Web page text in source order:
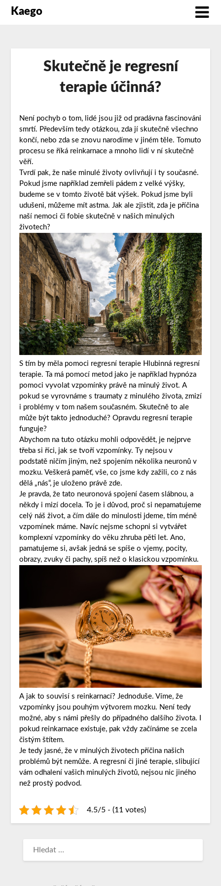
Kaego
Skutečně je regresní
terapie účinná?
Není pochyb o tom, lidé jsou již od pradávna fascinováni
smrtí. Především tedy otázkou, zda jí skutečně všechno
končí, nebo zda se znovu narodíme v jiném těle. Tomuto
procesu se říká reinkarnace a mnoho lidí v ní skutečně
věří.
Tvrdí pak, že naše minulé životy ovlivňují i ty současné.
Pokud jsme například zemřeli pádem z velké výšky,
budeme se v tomto životě bát výšek. Pokud jsme byli
udušeni, můžeme mít astma. Jak ale zjistit, zda je příčina
naší nemoci či fobie skutečně v našich minulých
životech?
S tím by měla pomoci regresní terapie Hlubinná regresní
terapie. Ta má pomocí metod jako je například hypnóza
pomoci vyvolat vzpomínky právě na minulý život. A
pokud se vyrovnáme s traumaty z minulého života, zmizí
i problémy v tom našem současném. Skutečně to ale
může být takto jednoduché? Opravdu regresní terapie
funguje?
Abychom na tuto otázku mohli odpovědět, je nejprve
třeba si říci, jak se tvoří vzpomínky. Ty nejsou v
podstatě ničím jiným, než spojením několika neuronů v
mozku. Veškerá paměť, vše, co jsme kdy zažili, co z nás
dělá „nás“, je uloženo právě zde.
Je pravda, že tato neuronová spojení časem slábnou, a
někdy i mizí docela. To je i důvod, proč si nepamatujeme
celý náš život, a čím dále do minulosti jdeme, tím méně
vzpomínek máme. Navíc nejsme schopni si vytvářet
komplexní vzpomínky do věku zhruba pěti let. Ano,
pamatujeme si, avšak jedná se spíše o vjemy, pocity,
obrazy, zvuky či pachy, spíš než o klasickou vzpomínku.
A jak to souvisí s reinkarnací? Jednoduše. Víme, že
vzpomínky jsou pouhým výtvorem mozku. Není tedy
možné, aby s námi přešly do případného dalšího života. I
pokud reinkarnace existuje, pak vždy začínáme se zcela
čistým štítem.
Je tedy jasné, že v minulých životech příčina našich
problémů být nemůže. A regresní či jiné terapie, slibující
vám odhalení vašich minulých životů, nejsou nic jiného
než prostý podvod.
4.5/5 - (11 votes)